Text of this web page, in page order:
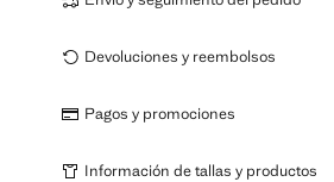
Devoluciones y reembolsos
Pagos y promociones
Información de tallas y productos